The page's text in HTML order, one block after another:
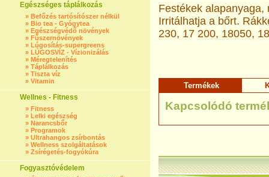
Egészséges táplálkozás
» Befőzés tartósítószer nélkül
» Bio tea - Gyógytea
» Egészségvédő növények
» Fűszernövények
» Lúgosítás-supergreens
» LÚGOSVÍZ - Vízionizálás
» Méregtelenítés
» Táplálkozás
» Tiszta víz
» Vitamin
Wellnes - Fitness
» Fitness
» Lelki egészség
» Narancsbőr
» Programok
» Ultrahangos zsírbontás
» Wellness szolgáltatások
» Zsírégetés-fogyókúra
Fogyasztóvédelem
Festékek
Irritálhatja a bőrt.
230, 17 200, 18050,
Termékek
Kapcsolódó